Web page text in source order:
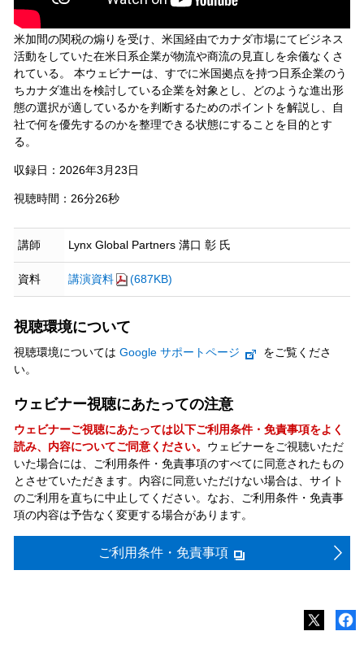
米加間の関税の煽りを受け、米国経由でカナダ市場にてビジネス
活動をしていた在米日系企業が物流や商流の見直しを余儀なくさ
れている。 本ウェビナーは、すでに米国拠点を持つ日系企業のう
ちカナダ進出を検討している企業を対象とし、どのような進出形
態の選択が適しているかを判断するためのポイントを解説し、自
社で何を優先するのかを整理できる状態にすることを目的とす
る。
収録日：2026年3月23日
視聴時間：26分26秒
講師 Lynx Global Partners 溝口 彰 氏
資料 講演資料 (687KB)
視聴環境について
視聴環境については Google サポートページ
をご覧くださ
い。
ウェビナー視聴にあたっての注意
ウェビナーご視聴にあたっては以下ご利用条件・免責事項をよく
読み、内容についてご同意ください。 ウェビナーをご視聴いただ
いた場合には、ご利用条件・免責事項のすべてに同意されたもの
とさせていただきます。内容に同意いただけない場合は、サイト
のご利用を直ちに中止してください。なお、ご利用条件・免責事
項の内容は予告なく変更する場合があります。
ご利用条件・免責事項